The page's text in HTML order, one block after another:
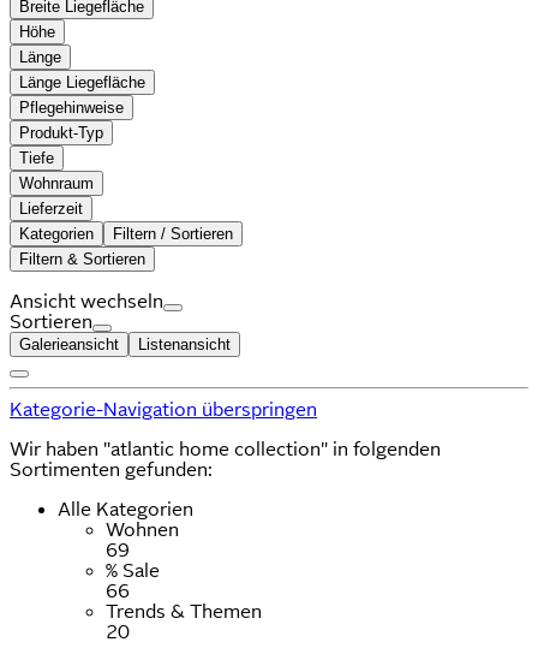
Breite Liegefläche
Höhe
Länge
Länge Liegefläche
Pflegehinweise
Produkt-Typ
Tiefe
Wohnraum
Lieferzeit
Kategorien
Filtern / Sortieren
Filtern & Sortieren
Ansicht wechseln
Sortieren
Galerieansicht Listenansicht
Kategorie-Navigation überspringen
Wir haben "atlantic home collection" in folgenden
Sortimenten gefunden:
Alle Kategorien
Wohnen
69
% Sale
66
Trends & Themen
20